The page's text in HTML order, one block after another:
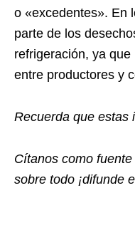
o «excedentes». En
parte de los
refrigeración, ya
entre productores y
Recuerda que estas
Cítanos como
sobre todo ¡difunde